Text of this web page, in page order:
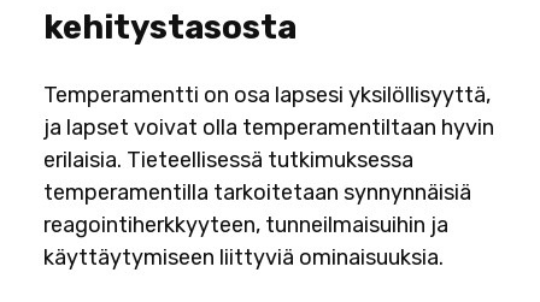
kehitystasosta
Temperamentti on osa lapsesi yksilöllisyyttä,
ja lapset voivat olla temperamentiltaan hyvin
erilaisia. Tieteellisessä tutkimuksessa
temperamentilla tarkoitetaan synnynnäisiä
reagointiherkkyyteen, tunneilmaisuihin ja
käyttäytymiseen liittyviä ominaisuuksia.